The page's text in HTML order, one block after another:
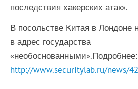
последствия хакерских атак».
В посольстве Китая в Лондоне
в адрес государства
«необоснованными».Подробнее:
http://www.securitylab.ru/news/